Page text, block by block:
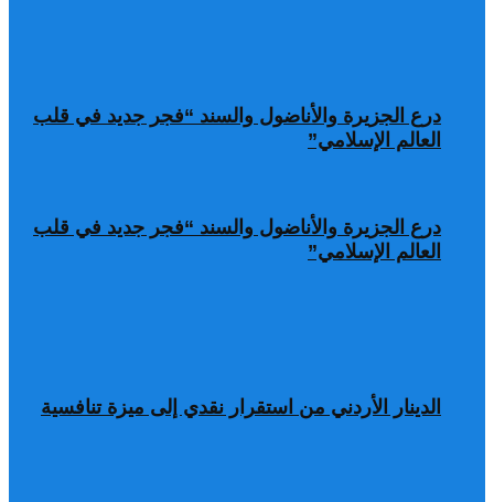
درع الجزيرة والأناضول والسند “فجر جديد في قلب
العالم الإسلامي”
الدينار الأردني من استقرار نقدي إلى ميزة تنافسية
درع الجزيرة والأناضول والسند “فجر جديد في قلب
العالم الإسلامي”